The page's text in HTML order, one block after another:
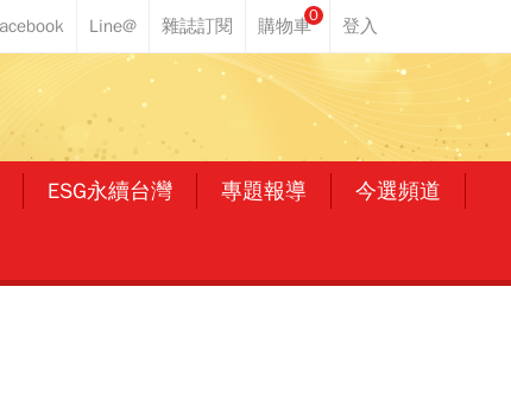
0
ESG永續台灣 專題報導 今選頻道